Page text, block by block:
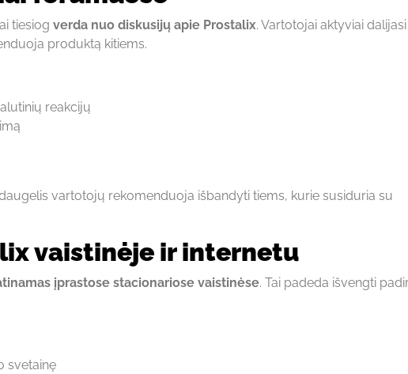
tiesiog verda nuo diskusijų apie Prostalix. Vartotojai aktyviai
produktą kitiems.
reakcijų
vartotojų rekomenduoja išbandyti tiems, kurie susiduria su
vaistinėje ir internetu
įprastose stacionariose vaistinėse. Tai padeda išvengti
svetainę